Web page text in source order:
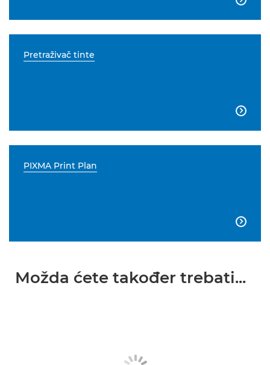
Pretraživač tinte

PIXMA Print Plan

Možda ćete također trebati...